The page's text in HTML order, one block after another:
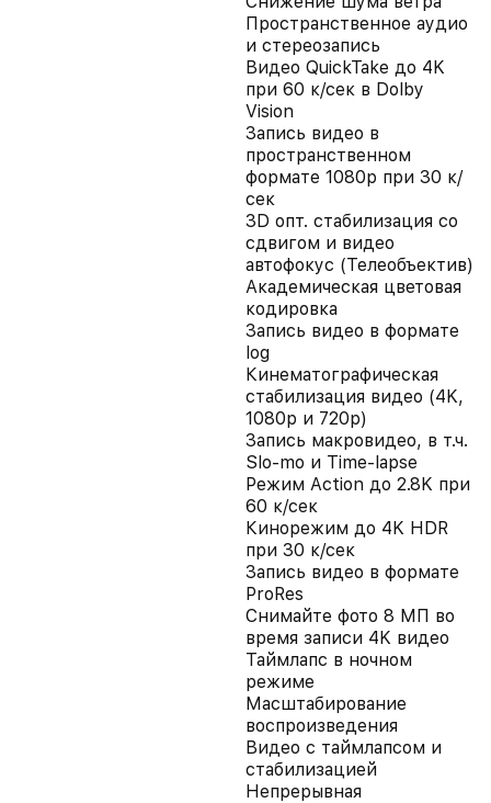
Пространственное аудио
и стереозапись
Видео QuickTake до 4K
при 60 к/сек в Dolby
Vision
Запись видео в
пространственном
формате 1080p при 30 к/
сек
3D опт. стабилизация со
сдвигом и видео
автофокус (Телеобъектив)
Академическая цветовая
кодировка
Запись видео в формате
log
Кинематографическая
стабилизация видео (4K,
1080p и 720p)
Запись макровидео, в т.ч.
Slo-mo и Time-lapse
Режим Action до 2.8K при
60 к/сек
Кинорежим до 4K HDR
при 30 к/сек
Запись видео в формате
ProRes
Снимайте фото 8 МП во
время записи 4K видео
Таймлапс в ночном
режиме
Масштабирование
воспроизведения
Видео с таймлапсом и
стабилизацией
Непрерывная